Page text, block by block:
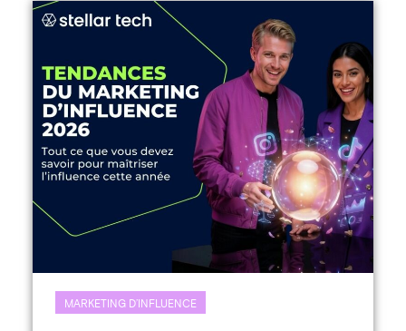
MARKETING D’INFLUENCE